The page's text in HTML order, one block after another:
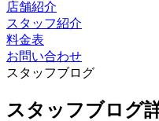
店舗紹介
スタッフ紹介
料金表
お問い合わせ
スタッフブログ
スタッフブログ